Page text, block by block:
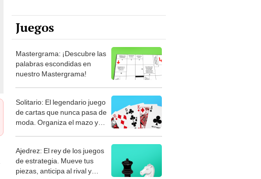
Juegos
Mastergrama: ¡Descubre las
palabras escondidas en
nuestro Mastergrama!
Solitario: El legendario juego
de cartas que nunca pasa de
moda. Organiza el mazo y
Ajedrez: El rey de los juegos
de estrategia. Mueve tus
piezas, anticipa al rival y